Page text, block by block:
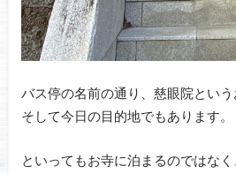
バス停の名前の通り、慈眼院という
そして今日の目的地でもあります。
といってもお寺に泊まるのではな